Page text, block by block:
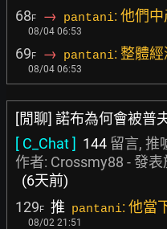
68F → pantani: 他們
08/04 06:53
69F → pantani: 整體
08/04 06:53
[閒聊] 諾布為何會被普
[ C_Chat ] 144 留言, 推
作者: Crossmy88 - 發表
(6天前)
129F 推 pantani: 他當
08/02 21:51